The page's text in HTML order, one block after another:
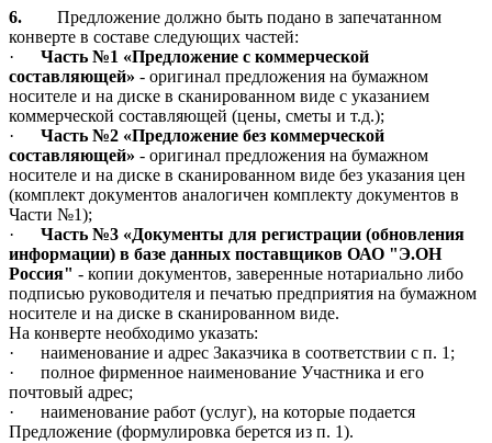
6.
Предложение должно быть подано в запечатанном
конверте в составе следующих частей:
·
Часть №1 «Предложение с коммерческой
составляющей» - оригинал предложения на бумажном
носителе и на диске в сканированном виде с указанием
коммерческой составляющей (цены, сметы и т.д.);
·
Часть №2 «Предложение без коммерческой
составляющей» - оригинал предложения на бумажном
носителе и на диске в сканированном виде без указания цен
(комплект документов аналогичен комплекту документов в
Части №1);
·
Часть №3 «Документы для регистрации (обновления
информации) в базе данных поставщиков ОАО "Э.ОН
Россия" - копии документов, заверенные нотариально либо
подписью руководителя и печатью предприятия на бумажном
носителе и на диске в сканированном виде.
На конверте необходимо указать:
·
наименование и адрес Заказчика в соответствии с п. 1;
·
полное фирменное наименование Участника и его
почтовый адрес;
·
наименование работ (услуг), на которые подается
Предложение (формулировка берется из п. 1).